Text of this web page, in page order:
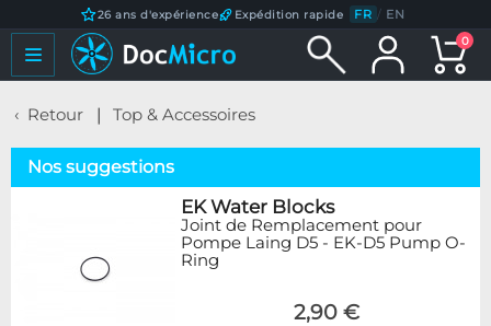
26 ans d'expérience Expédition rapide FR / EN
0
Retour Top & Accessoires
Nos suggestions
EK Water Blocks
Joint de Remplacement pour
Pompe Laing D5 - EK-D5 Pump O-
Ring
2,90 €